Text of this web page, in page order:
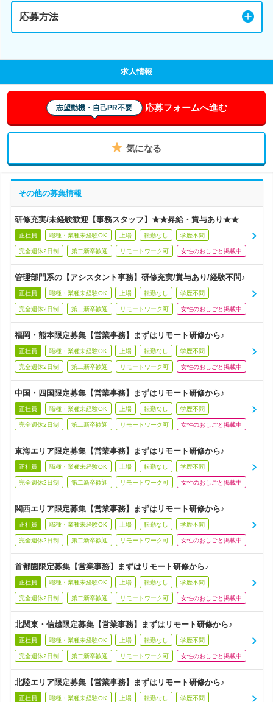
応募方法
求人情報
志望動機・自己PR不要 応募フォームへ進む
気になる
その他の募集情報
研修充実/未経験歓迎【事務スタッフ】★★昇給・賞与あり★★
正社員 職種・業種未経験OK 上場 転勤なし 学歴不問
完全週休2日制 第二新卒歓迎 リモートワーク可 女性のおしごと掲載中
管理部門系の【アシスタント事務】研修充実/賞与あり/経験不問♪
正社員 職種・業種未経験OK 上場 転勤なし 学歴不問
完全週休2日制 第二新卒歓迎 リモートワーク可 女性のおしごと掲載中
福岡・熊本限定募集【営業事務】まずはリモート研修から♪
正社員 職種・業種未経験OK 上場 転勤なし 学歴不問
完全週休2日制 第二新卒歓迎 リモートワーク可 女性のおしごと掲載中
中国・四国限定募集【営業事務】まずはリモート研修から♪
正社員 職種・業種未経験OK 上場 転勤なし 学歴不問
完全週休2日制 第二新卒歓迎 リモートワーク可 女性のおしごと掲載中
東海エリア限定募集【営業事務】まずはリモート研修から♪
正社員 職種・業種未経験OK 上場 転勤なし 学歴不問
完全週休2日制 第二新卒歓迎 リモートワーク可 女性のおしごと掲載中
関西エリア限定募集【営業事務】まずはリモート研修から♪
正社員 職種・業種未経験OK 上場 転勤なし 学歴不問
完全週休2日制 第二新卒歓迎 リモートワーク可 女性のおしごと掲載中
首都圏限定募集【営業事務】まずはリモート研修から♪
正社員 職種・業種未経験OK 上場 転勤なし 学歴不問
完全週休2日制 第二新卒歓迎 リモートワーク可 女性のおしごと掲載中
北関東・信越限定募集【営業事務】まずはリモート研修から♪
正社員 職種・業種未経験OK 上場 転勤なし 学歴不問
完全週休2日制 第二新卒歓迎 リモートワーク可 女性のおしごと掲載中
北陸エリア限定募集【営業事務】まずはリモート研修から♪
正社員 職種・業種未経験OK 上場 転勤なし 学歴不問